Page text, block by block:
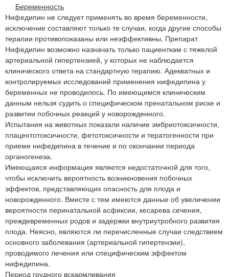
Беременность
Нифедипин не следует применять во время беременности,
исключение составляют только те случаи, когда другие способы
терапии противопоказаны или неэффективны. Препарат
Нифедипин возможно назначать только пациенткам с тяжелой
артериальной гипертензией, у которых не наблюдается
клинического ответа на стандартную терапию. Адекватных и
контролируемых исследований применения нифедипина у
беременных не проводилось. По имеющимся клиническим
данным нельзя судить о специфическом пренатальном риске и
развитии побочных реакций у новорожденного.
Испытания на животных показали наличие эмбриотоксичности,
плацентотоксичности, фетотоксичности и тератогенности при
приеме нифедипина в течение и по окончании периода
органогенеза.
Имеющаяся информация является недостаточной для того,
чтобы исключить вероятность возникновения побочных
эффектов, представляющих опасность для плода и
новорожденного. Вместе с тем имеются данные об увеличении
вероятности перинатальной асфиксии, кесарева сечения,
преждевременных родов и задержки внутриутробного развития
плода. Неясно, являются ли перечисленные случаи следствием
основного заболевания (артериальной гипертензии),
проводимого лечения или специфическим эффектом
нифедипина.
Период грудного вскармливания